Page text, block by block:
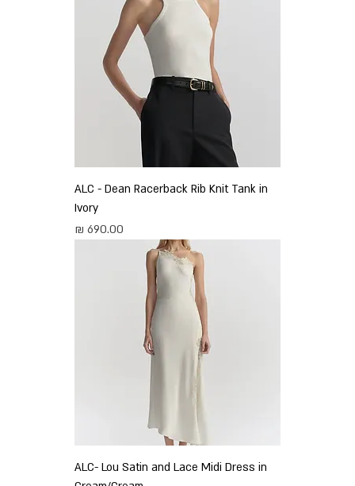
ALC - Dean Racerback Rib Knit Tank in
Ivory
מחיר
ALC- Lou Satin and Lace Midi Dress in